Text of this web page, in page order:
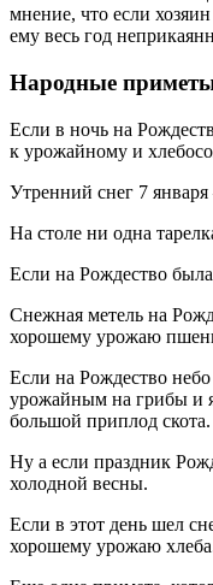
мнение, что если
ему весь год
Народные
Если в ночь на
к урожайному и
Утренний снег 7
На столе ни одна
Если на Рождество
Снежная метель на
хорошему урожаю
Если на Рождество небо
урожайным на грибы и
большой приплод скота.
Ну а если праздник
холодной весны.
Если в этот день шел
хорошему урожаю